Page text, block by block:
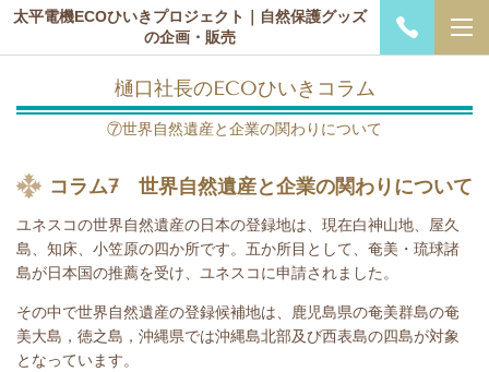
太平電機ECOひいきプロジェクト｜自然保護グッズ
の企画・販売
樋口社長のECOひいきコラム
⑦世界自然遺産と企業の関わりについて
コラム7 世界自然遺産と企業の関わりについて
ユネスコの世界自然遺産の日本の登録地は、現在白神山地、屋久
島、知床、小笠原の四か所です。五か所目として、奄美・琉球諸
島が日本国の推薦を受け、ユネスコに申請されました。
その中で世界自然遺産の登録候補地は、鹿児島県の奄美群島の奄
美大島，徳之島，沖縄県では沖縄島北部及び西表島の四島が対象
となっています。